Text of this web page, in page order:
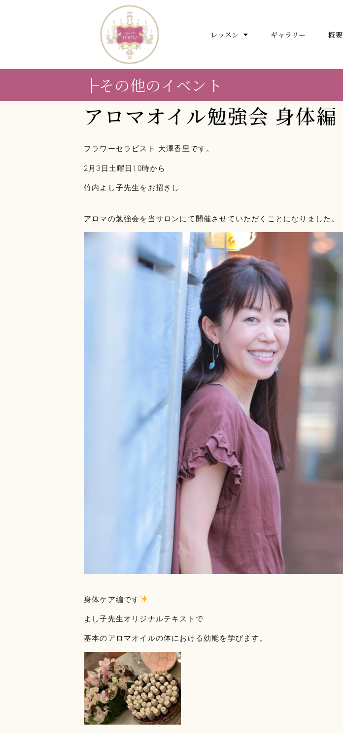
レッスン ギャラリー 概要
├その他のイベント
アロマオイル勉強会 身体編
フラワーセラピスト 大澤香里です。
2月3日土曜日10時から
竹内よし子先生をお招きし
アロマの勉強会を当サロンにて開催させていただくことになりました。
身体ケア編です
よし子先生オリジナルテキストで
基本のアロマオイルの体における効能を学びます。